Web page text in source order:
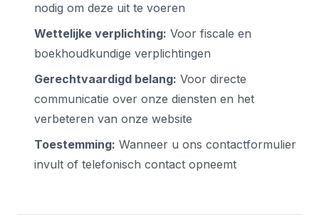
nodig om deze uit te voeren
Wettelijke verplichting: Voor fiscale en
boekhoudkundige verplichtingen
Gerechtvaardigd belang: Voor directe
communicatie over onze diensten en het
verbeteren van onze website
Toestemming: Wanneer u ons contactformulier
invult of telefonisch contact opneemt